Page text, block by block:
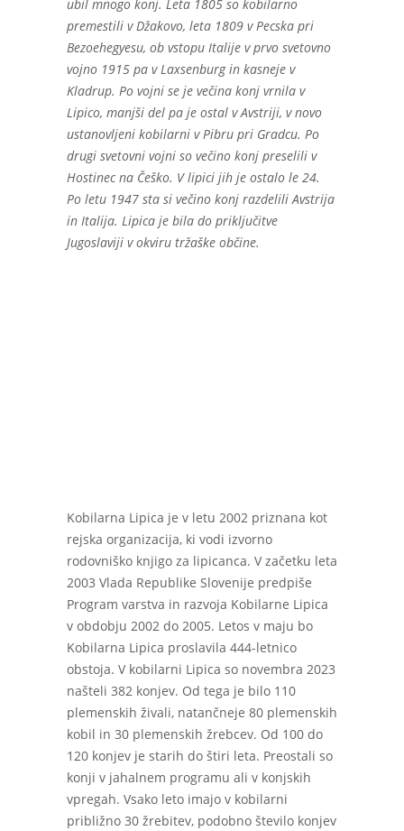
ubil mnogo konj. Leta 1805 so kobilarno
premestili v Džakovo, leta 1809 v Pecska pri
Bezoehegyesu, ob vstopu Italije v prvo svetovno
vojno 1915 pa v Laxsenburg in kasneje v
Kladrup. Po vojni se je večina konj vrnila v
Lipico, manjši del pa je ostal v Avstriji, v novo
ustanovljeni kobilarni v Pibru pri Gradcu. Po
drugi svetovni vojni so večino konj preselili v
Hostinec na Češko. V lipici jih je ostalo le 24.
Po letu 1947 sta si večino konj razdelili Avstrija
in Italija. Lipica je bila do priključitve
Jugoslaviji v okviru tržaške občine.
Kobilarna Lipica je v letu 2002 priznana kot
rejska organizacija, ki vodi izvorno
rodovniško knjigo za lipicanca. V začetku leta
2003 Vlada Republike Slovenije predpiše
Program varstva in razvoja Kobilarne Lipica
v obdobju 2002 do 2005. Letos v maju bo
Kobilarna Lipica proslavila 444-letnico
obstoja. V kobilarni Lipica so novembra 2023
našteli 382 konjev. Od tega je bilo 110
plemenskih živali, natančneje 80 plemenskih
kobil in 30 plemenskih žrebcev. Od 100 do
120 konjev je starih do štiri leta. Preostali so
konji v jahalnem programu ali v konjskih
vpregah. Vsako leto imajo v kobilarni
približno 30 žrebitev, podobno število konjev